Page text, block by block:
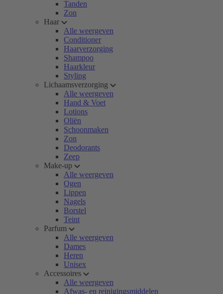
Tanden
Zon
Haar
Alle weergeven
Conditioner
Haarverzorging
Shampoo
Haarkleur
Styling
Lichaamsverzorging
Alle weergeven
Hand & Voet
Lotions
Oliën
Schoonmaken
Zon
Deodorants
Zeep
Make-up
Alle weergeven
Ogen
Lippen
Nagels
Borstel
Teint
Parfum
Alle weergeven
Dames
Heren
Unisex
Accessoires
Alle weergeven
Afwas- en reinigingsmiddelen